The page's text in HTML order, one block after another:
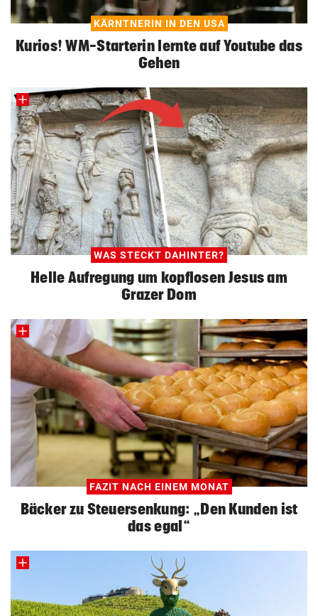
KÄRNTNERIN IN DEN USA
Kurios! WM-Starterin lernte auf Youtube das
Gehen
WAS STECKT DAHINTER?
Helle Aufregung um kopflosen Jesus am
Grazer Dom
FAZIT NACH EINEM MONAT
Bäcker zu Steuersenkung: „Den Kunden ist
das egal“